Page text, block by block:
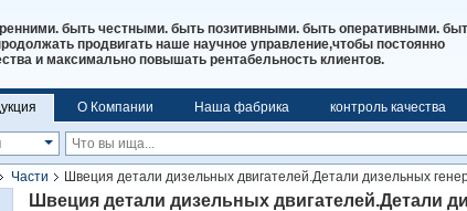
быть честными. быть позитивными. быть оперативными.
продвигать наше научное управление,чтобы постоянно
и максимально повышать рентабельность клиентов.
О Компании Наша фабрика контроль качества
Части
Швеция детали дизельных двигателей.Детали дизельных
Швеция детали дизельных двигателей.Детали